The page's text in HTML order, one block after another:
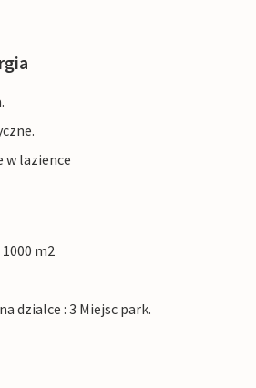
w lazience
m2
dzialce : 3 Miejsc park.